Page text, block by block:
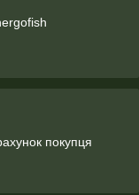
покупця